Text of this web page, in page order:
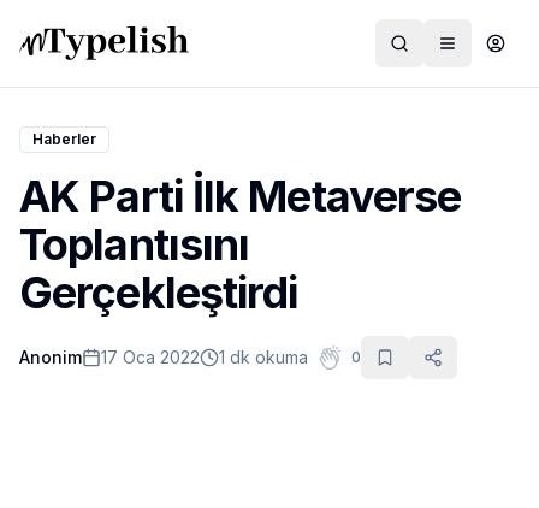
Dünya
Film ve Dizi
Kültür ve Sanat
Sağlık
Haberler
AK Parti İlk Metaverse
Toplantısını
Gerçekleştirdi
Anonim 17 Oca 2022 1 dk okuma 0